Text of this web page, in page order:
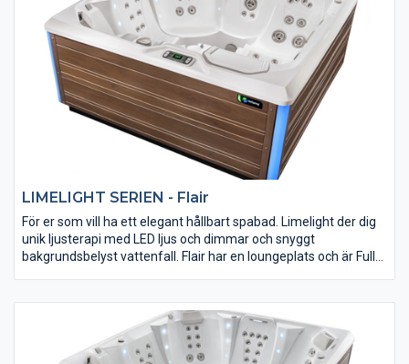
LIMELIGHT SERIEN - Flair
För er som vill ha ett elegant hållbart spabad. Limelight der dig
unik ljusterapi med LED ljus och dimmar och snyggt
bakgrundsbelyst vattenfall. Flair har en loungeplats och är Fullt
Det stilrena Limelight-serien har designats av BMW
Designworks. Prova själv, du får Limelight Flair ett spabad som
uppfyller dina förväntningar.